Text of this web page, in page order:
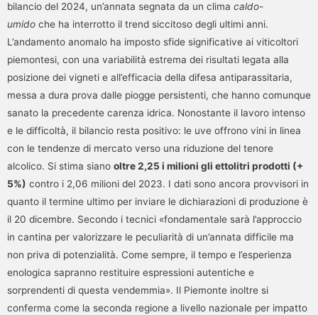
bilancio del 2024, un’annata segnata da un clima caldo-
umido che ha interrotto il trend siccitoso degli ultimi anni.
L’andamento anomalo ha imposto sfide significative ai viticoltori
piemontesi, con una variabilità estrema dei risultati legata alla
posizione dei vigneti e all’efficacia della difesa antiparassitaria,
messa a dura prova dalle piogge persistenti, che hanno comunque
sanato la precedente carenza idrica. Nonostante il lavoro intenso
e le difficoltà, il bilancio resta positivo: le uve offrono vini in linea
con le tendenze di mercato verso una riduzione del tenore
alcolico. Si stima siano oltre 2,25 i milioni gli ettolitri prodotti (+
5%) contro i 2,06 milioni del 2023. I dati sono ancora provvisori in
quanto il termine ultimo per inviare le dichiarazioni di produzione è
il 20 dicembre. Secondo i tecnici «fondamentale sarà l’approccio
in cantina per valorizzare le peculiarità di un’annata difficile ma
non priva di potenzialità. Come sempre, il tempo e l’esperienza
enologica sapranno restituire espressioni autentiche e
sorprendenti di questa vendemmia». Il Piemonte inoltre si
conferma come la seconda regione a livello nazionale per impatto